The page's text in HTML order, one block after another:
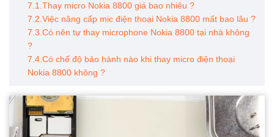
7.1.Thay micro Nokia 8800 giá bao nhiêu ?
7.2.Việc nâng cấp mic điện thoại Nokia 8800 mất bao lâu ?
7.3.Có nên tự thay microphone Nokia 8800 tại nhà không
?
7.4.Có chế độ bảo hành nào khi thay micro điện thoại
Nokia 8800 không ?